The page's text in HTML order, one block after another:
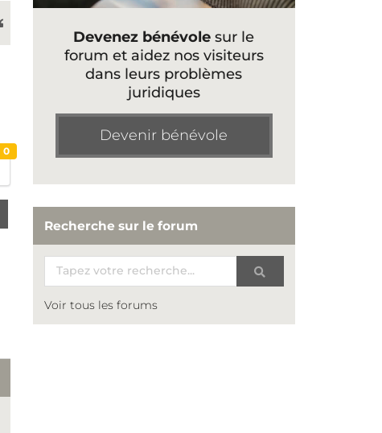
0
Devenez bénévole sur le
forum et aidez nos visiteurs
dans leurs problèmes
juridiques
Devenir bénévole
Recherche sur le forum
Voir tous les forums